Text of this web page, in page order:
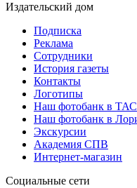
Издательский дом
Подписка
Реклама
Сотрудники
История газеты
Контакты
Логотипы
Наш фотобанк в
Наш фотобанк в
Экскурсии
Академия СПВ
Интернет-магазин
Социальные сети